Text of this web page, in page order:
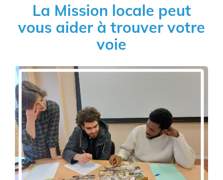
La Mission locale peut
vous aider à trouver votre
voie